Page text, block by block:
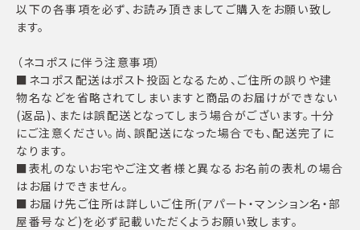
以下の各事項を必ず、お読み頂きましてご購入をお願い致し
ます。
（ネコポスに伴う注意事項）
■ネコポス配送はポスト投函となるため、ご住所の誤りや建
物名などを省略されてしまいますと商品のお届けができない
(返品)、または誤配送となってしまう場合がございます。十分
にご注意ください。尚、誤配送になった場合でも、配送完了に
なります。
■表札のないお宅やご注文者様と異なるお名前の表札の場合
はお届けできません。
■お届け先ご住所は詳しいご住所(アパート・マンション名・部
屋番号など)を必ず記載いただくようお願い致します。